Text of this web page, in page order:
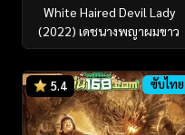
White Haired Devil Lady
(2022) เดชนางพญาผมขาว
5.4 ซับไทย